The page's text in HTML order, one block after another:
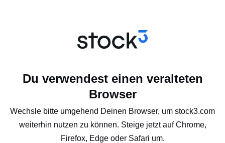
Du verwendest einen veralteten
Browser
Wechsle bitte umgehend Deinen Browser, um stock3.com
weiterhin nutzen zu können. Steige jetzt auf Chrome,
Firefox, Edge oder Safari um.